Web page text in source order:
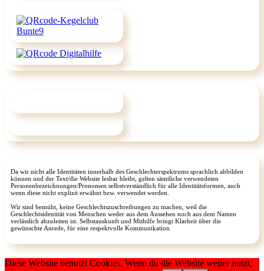
Da wir nicht alle Identitäten innerhalb des Geschlechterspektrums sprachlich abbilden
können und der Text/die Website lesbar bleibt, gelten sämtliche verwendeten
Personenbezeichnungen/Pronomen selbstverständlich für alle Identitätsformen, auch
wenn diese nicht explizit erwähnt bzw. verwendet werden.
Wir sind bemüht, keine Geschlechtszuschreibungen zu machen, weil die
Geschlechtsidentität von Menschen weder aus dem Aussehen noch aus dem Namen
verlässlich abzuleiten ist. Selbstauskunft und Mithilfe bringt Klarheit über die
gewünschte Anrede, für eine respektvolle Kommunikation.
Diese Website benutzt Cookies. Wenn du die Website weiter nutzt,